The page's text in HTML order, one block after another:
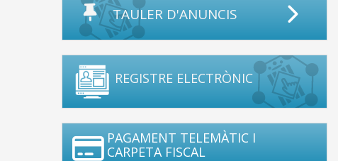
TAULER D'ANUNCIS
REGISTRE ELECTRÒNIC
PAGAMENT TELEMÀTIC I
CARPETA FISCAL